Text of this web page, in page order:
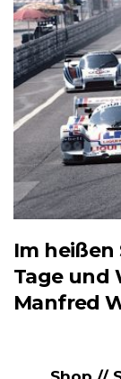
Im heißen
Tage und
Manfred